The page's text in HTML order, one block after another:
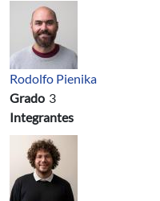
Rodolfo Pienika
Grado 3
Integrantes